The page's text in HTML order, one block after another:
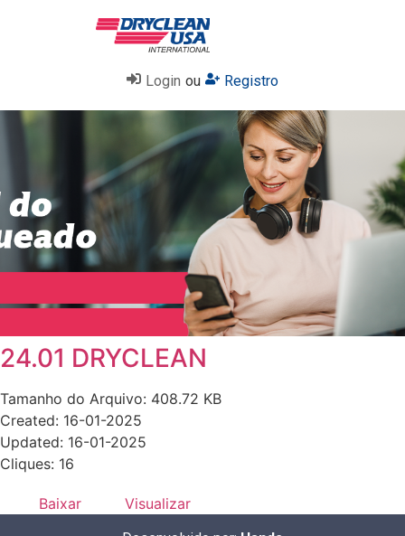
Login ou Registro
24.01 DRYCLEAN
Tamanho do Arquivo: 408.72 KB
Created: 16-01-2025
Updated: 16-01-2025
Cliques: 16
Baixar Visualizar